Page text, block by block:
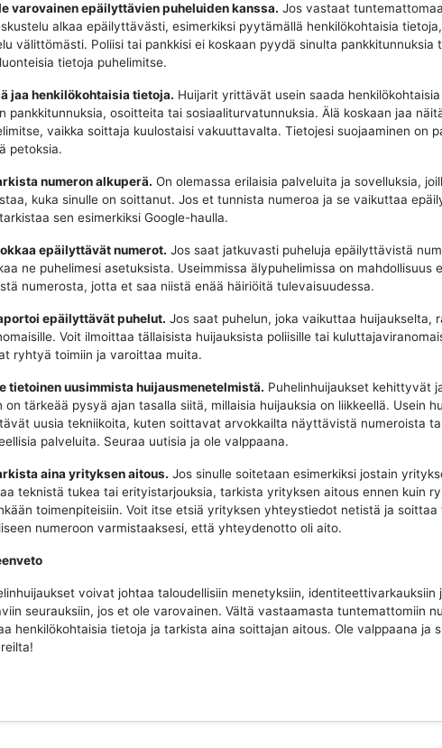
varovainen epäilyttävien puheluiden kanssa. Jos vastaat
alkaa epäilyttävästi, esimerkiksi pyytämällä henkilökohtaisia
välittömästi. Poliisi tai pankkisi ei koskaan pyydä sinulta pankkitunnuksia
tietoja puhelimitse.
jaa henkilökohtaisia tietoja. Huijarit yrittävät usein saada
pankkitunnuksia, osoitteita tai sosiaaliturvatunnuksia. Älä koskaan jaa
vaikka soittaja kuulostaisi vakuuttavalta. Tietojesi suojaaminen on
petoksia.
numeron alkuperä. On olemassa erilaisia palveluita ja sovelluksia,
kuka sinulle on soittanut. Jos et tunnista numeroa ja se vaikuttaa
sen esimerkiksi Google-haulla.
epäilyttävät numerot. Jos saat jatkuvasti puheluja epäilyttävistä
ne puhelimesi asetuksista. Useimmissa älypuhelimissa on mahdollisuus
numerosta, jotta et saa niistä enää häiriöitä tulevaisuudessa.
epäilyttävät puhelut. Jos saat puhelun, joka vaikuttaa huijaukselta,
Voit ilmoittaa tällaisista huijauksista poliisille tai
ryhtyä toimiin ja varoittaa muita.
tietoinen uusimmista huijausmenetelmistä. Puhelinhuijaukset kehittyvät
on tärkeää pysyä ajan tasalla siitä, millaisia huijauksia on liikkeellä. Usein
uusia tekniikoita, kuten soittavat arvokkailta näyttävistä numeroista
palveluita. Seuraa uutisia ja ole valppaana.
aina yrityksen aitous. Jos sinulle soitetaan esimerkiksi jostain
teknistä tukea tai erityistarjouksia, tarkista yrityksen aitous ennen kuin
toimenpiteisiin. Voit itse etsiä yrityksen yhteystiedot netistä ja soittaa
numeroon varmistaaksesi, että yhteydenotto oli aito.
voivat johtaa taloudellisiin menetyksiin, identiteettivarkauksiin
seurauksiin, jos et ole varovainen. Vältä vastaamasta tuntemattomiin
henkilökohtaisia tietoja ja tarkista aina soittajan aitous. Ole valppaana ja